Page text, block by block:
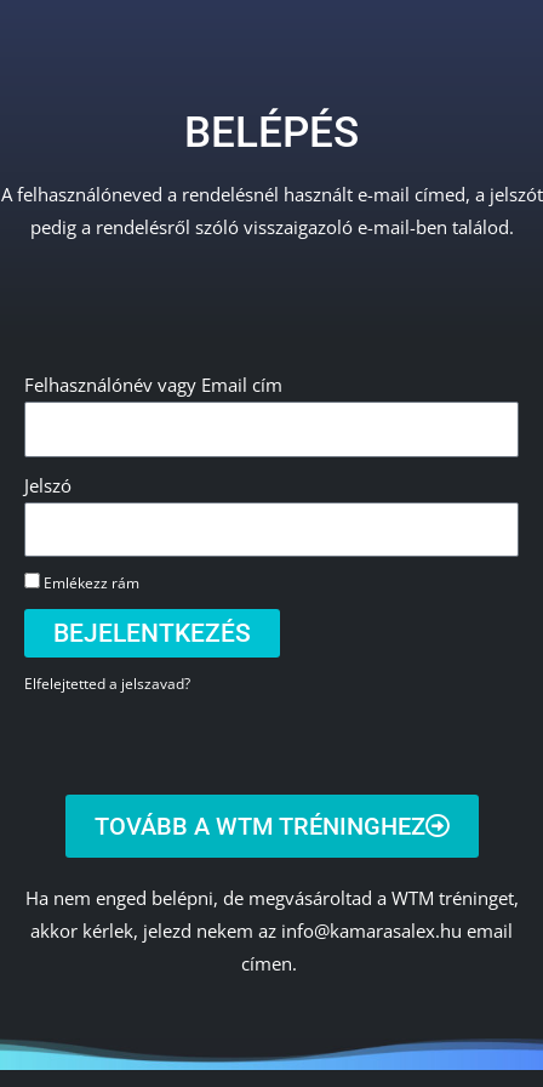
BELÉPÉS
A felhasználóneved a rendelésnél használt e-mail címed, a jelszót
pedig a rendelésről szóló visszaigazoló e-mail-ben találod.
Felhasználónév vagy Email cím
Jelszó
Emlékezz rám
BEJELENTKEZÉS
Elfelejtetted a jelszavad?
TOVÁBB A WTM TRÉNINGHEZ
Ha nem enged belépni, de megvásároltad a WTM tréninget,
akkor kérlek, jelezd nekem az info@kamarasalex.hu email
címen.